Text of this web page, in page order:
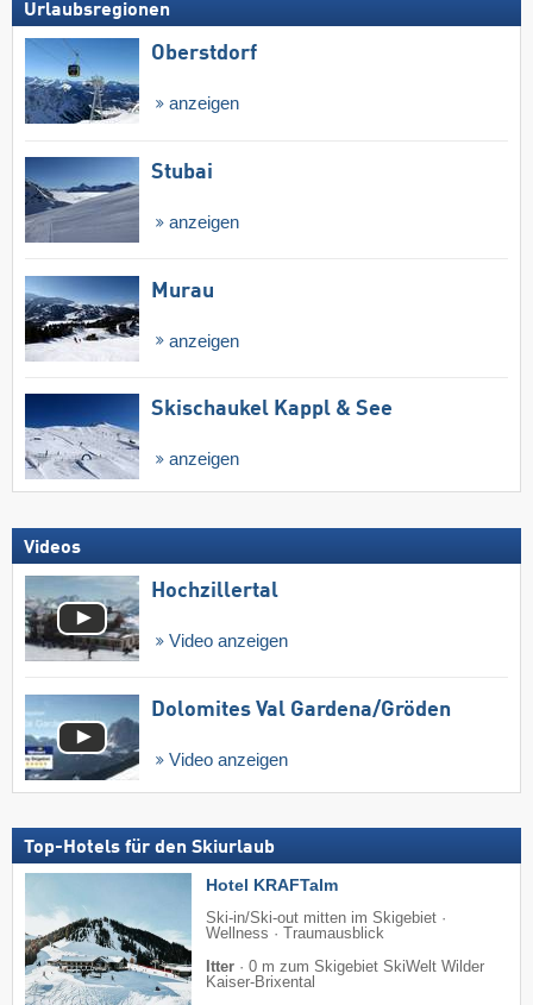
Urlaubsregionen
Oberstdorf
anzeigen
Stubai
anzeigen
Murau
anzeigen
Skischaukel Kappl & See
anzeigen
Videos
Hochzillertal
Video anzeigen
Dolomites Val Gardena/​Gröden
Video anzeigen
Top-Hotels für den Skiurlaub
Hotel KRAFTalm
Ski-in/Ski-out mitten im Skigebiet ·
Wellness · Traumausblick
Itter · 0 m zum Skigebiet SkiWelt Wilder
Kaiser-Brixental